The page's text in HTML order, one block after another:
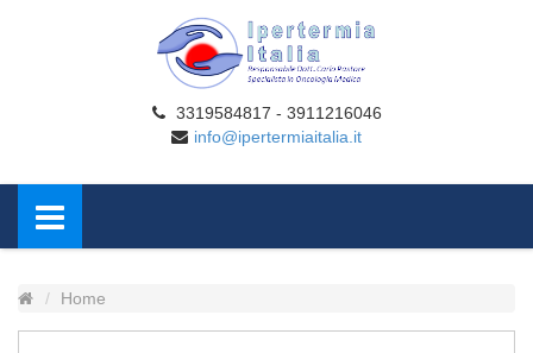
3319584817 - 3911216046
info@ipertermiaitalia.it
Home